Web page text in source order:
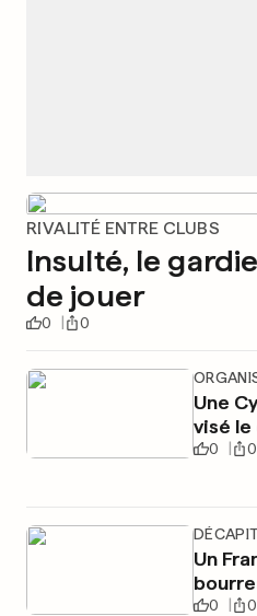
RIVALITÉ ENTRE CLUBS
Insulté, le
de jouer
0 0
Une
visé
0 0
Un
0 0